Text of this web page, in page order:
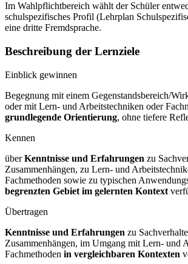
Im Wahlpflichtbereich wählt der Schüler
schulspezifisches Profil (Lehrplan
eine dritte Fremdsprache.
Beschreibung der Lernziele
Einblick gewinnen
Begegnung mit einem Gegenstandsbereich/
oder mit Lern- und Arbeitstechniken oder
grundlegende Orientierung, ohne tiefere
Kennen
überKenntnisse und Erfahrungen zu
Zusammenhängen, zu Lern- und
Fachmethoden sowie zu typischen
begrenzten Gebiet im gelernten Kontext
Übertragen
Kenntnisse und Erfahrungen zu
Zusammenhängen, im Umgang mit Lern- und
Fachmethoden in vergleichbaren Kontexten